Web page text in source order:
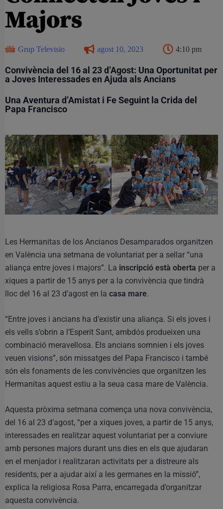
Majors
Grup Televisio agost 10, 2023 4:10 pm
Convivència del 16 al 23 d’Agost: Una Oportunitat per
a Joves Interessades en Ajuda als Ancians
Una Aventura d’Amistat i Fe Seguint la Crida del
Papa Francisco
Les Hermanitas de los Ancianos Desamparados organitzen
en València una setmana de voluntariat per a sellar “una
aliança entre joves i majors”. La inscripció està oberta per a
xiques a partir de 15 anys per a la convivència que tindrà
lloc del 16 al 23 d’agost en la casa mare.
“Entre joves i ancians ha d’existir una aliança. Si els joves i
els vells s’obrin a l’Esperit Sant, ambdós produeixen una
combinació meravellosa. Els ancians somnien i els joves
veuen visions”, són missatges del Papa Francisco i també
són els fonaments de les convivències que organitzen les
Hermanitas aquest estiu a la seua casa mare de València.
Aquesta pròxima setmana comença una nova convivència,
del 16 al 23 d’agost, “per a xiques joves, a partir de 15 anys,
interessades en realitzar aquest voluntariat per a conviure
amb persones majors durant uns dies en els que ajudaran
en el menjador i realitzaran activitats per a distreure als
residents, per a ajudar així a les germanes en la missió”,
explica la religiosa Rosa Parra, encarregada d’organitzar
aquesta convivència.